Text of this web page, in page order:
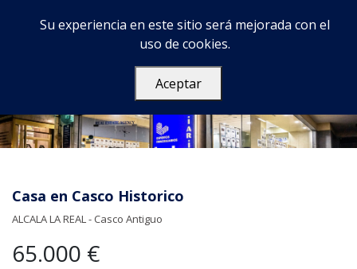
Casa en Casco Historico
ALCALA LA REAL - Casco Antiguo
65.000 €
Su experiencia en este sitio será mejorada con el
uso de cookies.
Aceptar